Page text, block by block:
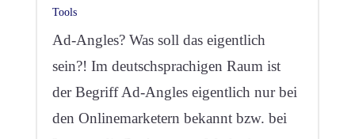
Tools
Ad-Angles? Was soll das eigentlich
sein?! Im deutschsprachigen Raum ist
der Begriff Ad-Angles eigentlich nur bei
den Onlinemarketern bekannt bzw. bei